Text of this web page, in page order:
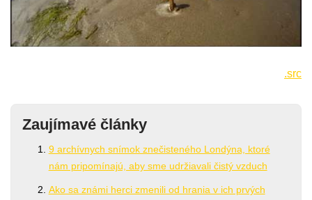
.src
Zaujímavé články
9 archívnych snímok znečisteného Londýna, ktoré
nám pripomínajú, aby sme udržiavali čistý vzduch
Ako sa známi herci zmenili od hrania v ich prvých